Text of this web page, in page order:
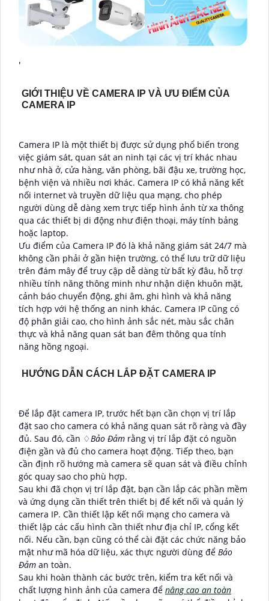
'
GIỚI THIỆU VỀ CAMERA IP VÀ ƯU ĐIỂM CỦA
CAMERA IP
Camera IP là một thiết bị được sử dụng phổ biến trong
việc giám sát, quan sát an ninh tại các vị trí khác nhau
như nhà ở, cửa hàng, văn phòng, bãi đậu xe, trường học,
bệnh viện và nhiều nơi khác. Camera IP có khả năng kết
nối internet và truyền dữ liệu qua mạng, cho phép
người dùng dễ dàng xem trực tiếp hình ảnh từ xa thông
qua các thiết bị di động như điện thoại, máy tính bảng
hoặc laptop.
Ưu điểm của Camera IP đó là khả năng giám sát 24/7 mà
không cần phải ở gần hiện trường, có thể lưu trữ dữ liệu
trên đám mây để truy cập dễ dàng từ bất kỳ đâu, hỗ trợ
nhiều tính năng thông minh như nhận diện khuôn mặt,
cảnh báo chuyển động, ghi âm, ghi hình và khả năng
tích hợp với hệ thống an ninh khác. Camera IP cũng có
độ phân giải cao, cho hình ảnh sắc nét, màu sắc chân
thực và khả năng quan sát ban đêm thông qua tính
năng hồng ngoại.
HƯỚNG DẪN CÁCH LẮP ĐẶT CAMERA IP
Để lắp đặt camera IP, trước hết bạn cần chọn vị trí lắp
đặt sao cho camera có khả năng quan sát rõ ràng và đầy
đủ. Sau đó, cần ♢Bảo Đảm rằng vị trí lắp đặt có nguồn
điện gần và đủ cho camera hoạt động. Tiếp theo, bạn
cần định rõ hướng mà camera sẽ quan sát và điều chỉnh
góc quay sao cho phù hợp.
Sau khi đã chọn vị trí lắp đặt, bạn cần lắp các phần mềm
và ứng dụng cần thiết trên thiết bị để kết nối và quản lý
camera IP. Cần thiết lập kết nối mạng cho camera và
thiết lập các cấu hình cần thiết như địa chỉ IP, cổng kết
nối. Nếu cần, bạn cũng có thể cài đặt các chức năng bảo
mật như mã hóa dữ liệu, xác thực người dùng để Bảo
Đảm an toàn.
Sau khi hoàn thành các bước trên, kiểm tra kết nối và
chất lượng hình ảnh của camera để nâng cao an toàn